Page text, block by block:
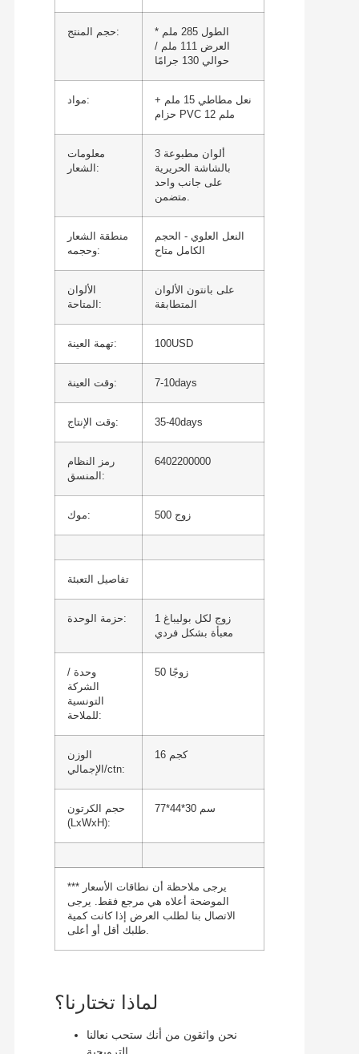
حجم المنتج:
الطول 285 ملم *
العرض 111 ملم /
حوالي 130 جرامًا
مواد:
نعل مطاطي 15 ملم +
حزام PVC 12 ملم
معلومات
الشعار:
3 ألوان مطبوعة
بالشاشة الحريرية
على جانب واحد
متضمن.
منطقة الشعار
وحجمه:
النعل العلوي - الحجم
الكامل متاح
الألوان
المتاحة:
على بانتون الألوان
المتطابقة
تهمة العينة: 100USD
وقت العينة: 7-10days
وقت الإنتاج: 35-40days
رمز النظام
المنسق:
6402200000
موك: 500 زوج
تفاصيل التعبئة
حزمة الوحدة:
1 زوج لكل بوليباغ
معبأة بشكل فردي
وحدة /
الشركة
التونسية
للملاحة:
50 زوجًا
الوزن
الإجمالي/ctn:
16 كجم
حجم الكرتون
(LxWxH):
77*44*30 سم
*** يرجى ملاحظة أن نطاقات الأسعار
الموضحة أعلاه هي مرجع فقط. يرجى
الاتصال بنا لطلب العرض إذا كانت كمية
طلبك أقل أو أعلى.
لماذا تختارنا؟
نحن واثقون من أنك ستحب نعالنا